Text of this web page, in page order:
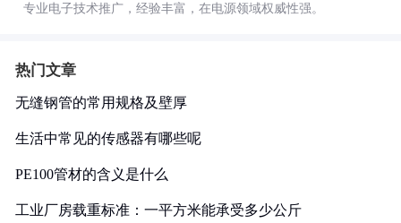
专业电子技术推广，经验丰富，在电源领域权威性强。
热门文章
无缝钢管的常用规格及壁厚
生活中常见的传感器有哪些呢
PE100管材的含义是什么
工业厂房载重标准：一平方米能承受多少公斤